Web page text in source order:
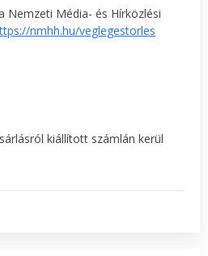
Nemzeti Média- és Hírközlési
nmhh.hu/veglegestorles
kiállított számlán kerül